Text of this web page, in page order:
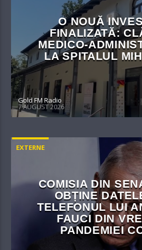
O NOUĂ
FINALIZATĂ:
MEDICO-
LA SPITALUL
Gold FM Radio
7 AUGUST 2026
EXTERNE
COMISIA DIN
OBȚINE
TELEFONUL LUI
FAUCI DIN
PANDEMIEI